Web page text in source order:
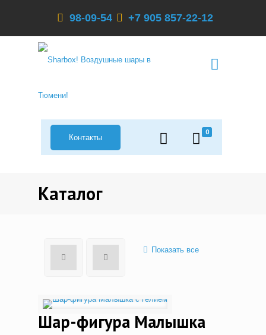
98-09-54 +7 905 857-22-12
0
Контакты
Каталог
Показать все
Шар-фигура Малышка